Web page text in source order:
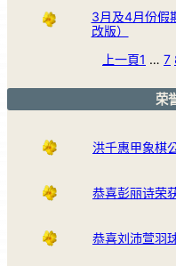
3月及4月份假
改版）
上一頁1 … 7
荣
洪千惠甲象棋
恭喜彭丽诗荣
恭喜刘沛萱羽